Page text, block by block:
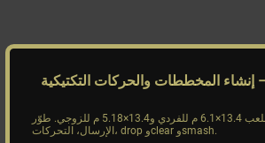
إنشاء المخططات والحركات التكتيكية
– ملعب 13.4×6.1 م للفردي و13.4×5.18 م للزوجي. طوّر
الإرسال، التحركات، drop وclear وsmash.